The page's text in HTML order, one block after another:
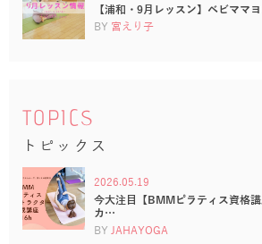
【浦和・9月レッスン】ベビママ
BY 宮えり子
TOPICS
トピックス
2026.05.19
今大注目【BMMピラティス資格
カ…
BY JAHAYOGA